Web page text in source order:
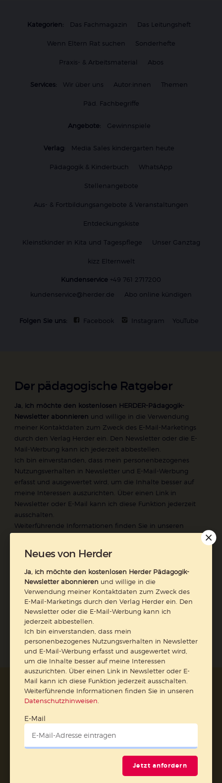
Kategorien: Das Fachmagazin Das Leitungsheft
Wenn Eltern Rat suchen Sonderhefte
Praxis- & Arbeitsmaterial Abos
Services: Wir über uns Autor:innen Themen
Päd. Fachbegriffe
Angebote: Gewinnspiele
Verlag: Media Sales kindergarten heute
Pädagogik & Kinderbuch WhatsApp
Stellenangebote
Aus- & Fortbildungsangebote & Veranstaltungen
Entdeckungskiste
Kleinstkinder in Kita und Tagespflege Unser Ganztag
kizz Elternwelt
Kundenservice +49 761 2717200
kundenservice@herder.de
Abo online kündigen
Folgen Sie uns: Facebook Instagram YouTube
Der pädagogische Ratgeber
Ja, ich möchte den kostenlosen HERDER-Pädagogik-
Newsletter abonnieren und willige in die Verwendung
meiner Kontaktdaten zum Zweck des E-Mail-Marketings
durch den Verlag Herder ein. Den Newsletter oder die E-
Mail-Werbung kann ich jederzeit abbestellen.
Ich bin einverstanden, dass mein personenbezogenes
Nutzungsverhalten in Newsletter und E-Mail-Werbung
erfasst und ausgewertet wird, um die Inhalte besser auf
meine Interessen auszurichten. Über einen Link in
Newsletter oder E-Mail kann ich diese Funktion jederzeit
ausschalten.
Weiterführende Informationen finden Sie in unseren
E-Mail
Jetzt anmelden
AGB und Widerrufsbelehrung
Datenschutz
Barrierefreiheit
Abo online kündigen
Neues von Herder
Ja, ich möchte den kostenlosen Herder Pädagogik-
Newsletter abonnieren und willige in die
Verwendung meiner Kontaktdaten zum Zweck des
E-Mail-Marketings durch den Verlag Herder ein. Den
Newsletter oder die E-Mail-Werbung kann ich
jederzeit abbestellen.
Ich bin einverstanden, dass mein
personenbezogenes Nutzungsverhalten in Newsletter
und E-Mail-Werbung erfasst und ausgewertet wird,
um die Inhalte besser auf meine Interessen
auszurichten. Über einen Link in Newsletter oder E-
Mail kann ich diese Funktion jederzeit ausschalten.
Weiterführende Informationen finden Sie in unseren
Datenschutzhinweisen
E-Mail
Jetzt anfordern